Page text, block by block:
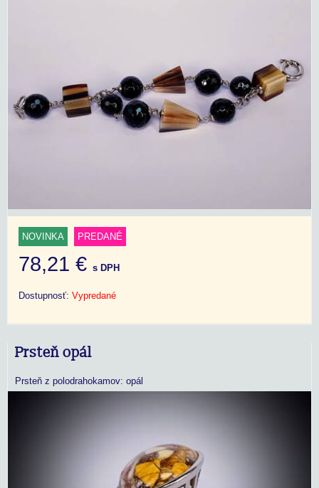
NOVINKA PREDANÉ
78,21 € s DPH
Dostupnosť: Vypredané
Prsteň opál
Prsteň z polodrahokamov: opál